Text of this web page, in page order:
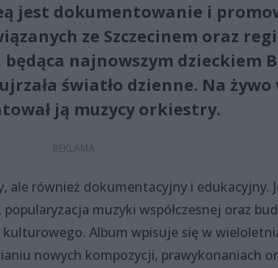
jest dokumentowanie i
ze Szczecinem oraz
będąca najnowszym dzieckiem
światło dzienne. Na żywo
ją muzycy orkiestry.
również dokumentacyjny i edukacyjny.
muzyki współczesnej oraz
Album wpisuje się w
nowych kompozycji, prawykonaniach